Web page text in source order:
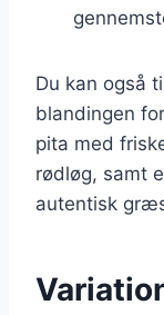
Du kan også
blandingen
pita med
rødløg, samt
autentisk